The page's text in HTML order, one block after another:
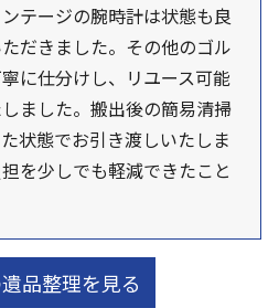
テージの腕時計は状態も良
だきました。その他のゴル
に仕分けし、リユース可能
ました。搬出後の簡易清掃
状態でお引き渡しいたしま
を少しでも軽減できたこと
品整理を見る